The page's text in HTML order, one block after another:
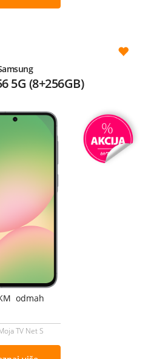
5G (8+256GB)
odmah
TV Net S